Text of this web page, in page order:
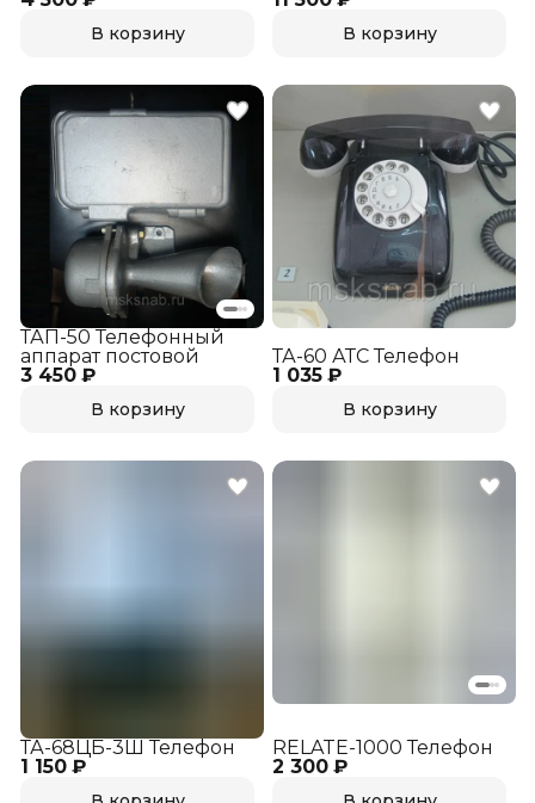
В корзину В корзину
3 450 ₽
ТАП-50 Телефонный
аппарат постовой
В корзину
1 035 ₽
ТА-60 АТС Телефон
В корзину
1 150 ₽
ТА-68ЦБ-3Ш Телефон
2 300 ₽
RELATE-1000 Телефон